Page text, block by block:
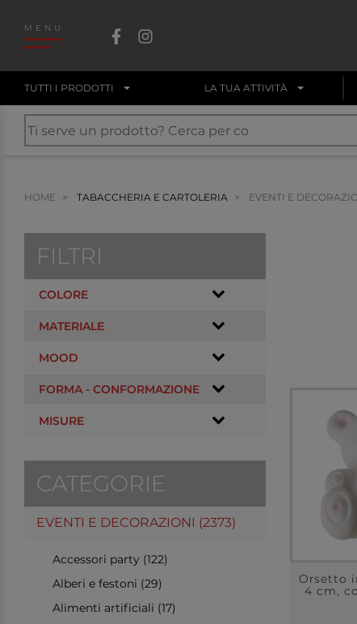
MENU
TUTTI I PRODOTTI LA TUA ATTIVITÀ
HOME TABACCHERIA E CARTOLERIA EVENTI E
FILTRI
COLORE
MATERIALE
MOOD
FORMA - CONFORMAZIONE
MISURE
CATEGORIE
EVENTI E DECORAZIONI (2373)
Accessori party (122)
Alberi e festoni (29)
Alimenti artificiali (17)
Orsetto
4 cm,